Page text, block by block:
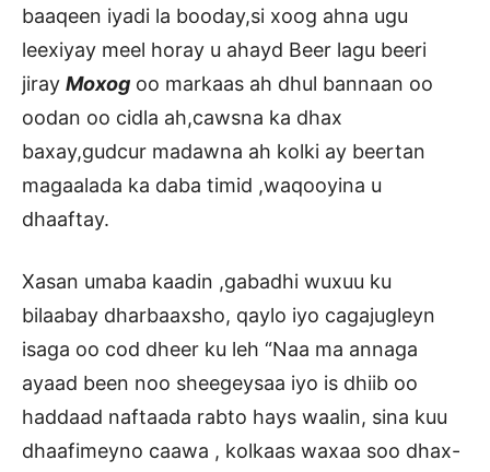
baaqeen iyadi la booday,si xoog ahna ugu
leexiyay meel horay u ahayd Beer lagu beeri
jiray Moxog oo markaas ah dhul bannaan oo
oodan oo cidla ah,cawsna ka dhax
baxay,gudcur madawna ah kolki ay beertan
magaalada ka daba timid ,waqooyina u
dhaaftay.
Xasan umaba kaadin ,gabadhi wuxuu ku
bilaabay dharbaaxsho, qaylo iyo cagajugleyn
isaga oo cod dheer ku leh “Naa ma annaga
ayaad been noo sheegeysaa iyo is dhiib oo
haddaad naftaada rabto hays waalin, sina kuu
dhaafimeyno caawa , kolkaas waxaa soo dhax-